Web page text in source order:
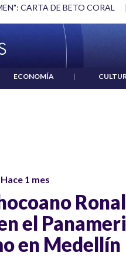
CARTA DE BETO CORAL |
ECONOMÍA |
Hace 1 mes
el
en Medellín